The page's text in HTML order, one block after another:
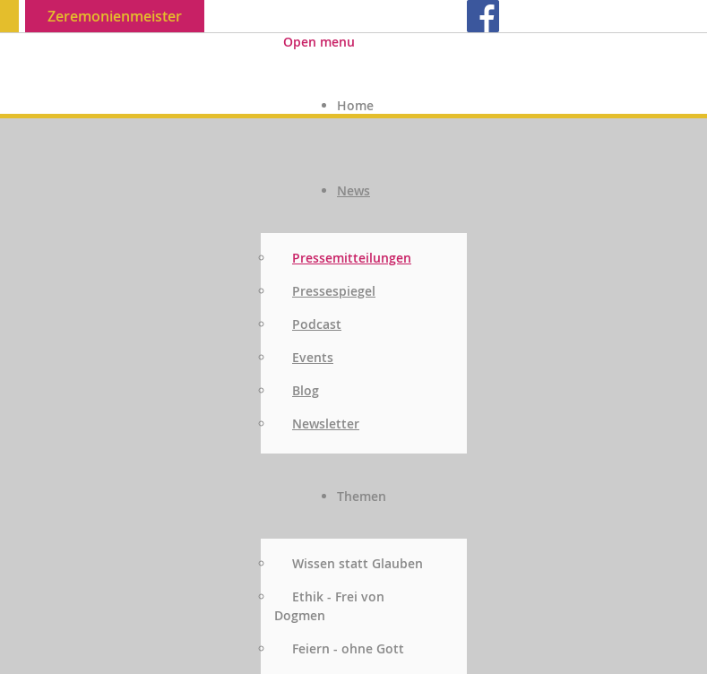
Zeremonienmeister
Open menu
Home
News
Pressemitteilungen
Pressespiegel
Podcast
Events
Blog
Newsletter
Themen
Wissen statt Glauben
Ethik - Frei von
Dogmen
Feiern - ohne Gott